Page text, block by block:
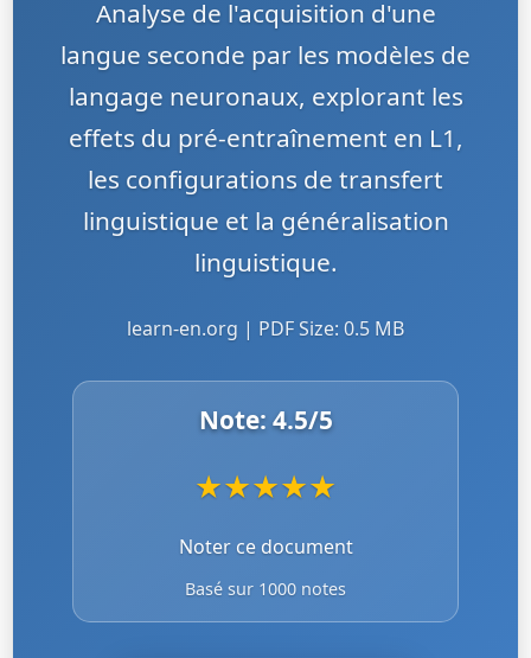
Analyse de l'acquisition d'une
langue seconde par les modèles de
langage neuronaux, explorant les
effets du pré-entraînement en L1,
les configurations de transfert
linguistique et la généralisation
linguistique.
learn-en.org | PDF Size: 0.5 MB
Note: 4.5/5
★★★★★
Noter ce document
Basé sur 1000 notes